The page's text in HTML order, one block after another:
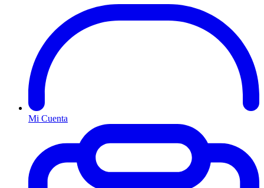
Mi Cuenta